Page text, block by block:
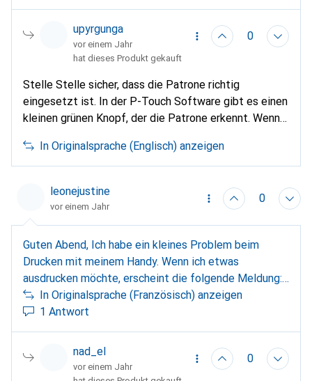
upyrgunga
vor einem Jahr
0
hat dieses Produkt gekauft
Stelle Stelle sicher, dass die Patrone richtig
eingesetzt ist. In der P-Touch Software gibt es einen
kleinen grünen Knopf, der die Patrone erkennt. Wenn
In Originalsprache (Englisch) anzeigen
leonejustine
vor einem Jahr
0
Guten Abend, Ich habe ein kleines Problem beim
Drucken mit meinem Handy. Wenn ich etwas
ausdrucken möchte, erscheint die folgende Meldung:
Keine Medien im Drucker. Danke im Voraus für deine
Antwort. Steve
In Originalsprache (Französisch) anzeigen
1 Antwort
nad_el
vor einem Jahr
0